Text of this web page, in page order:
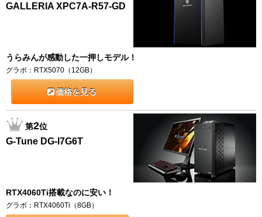
GALLERIA XPC7A-R57-GD
うらみんが感動した一押しモデル！
グラボ：RTX5070（12GB）
価格を見る
第2位
G-Tune DG-I7G6T
RTX4060Ti搭載なのに安い！
グラボ：RTX4060Ti（8GB）